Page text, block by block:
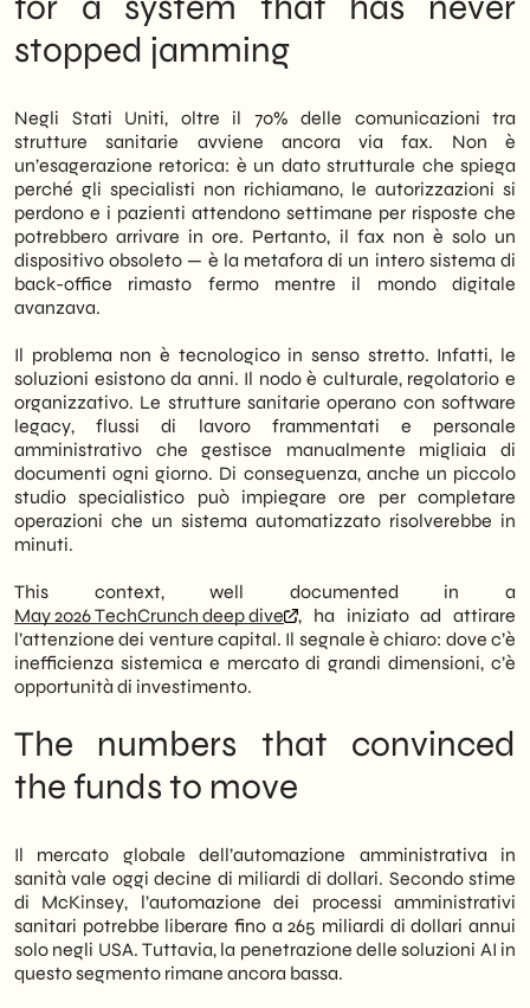
yet
Operational implications for those who
want to move now
pazienti. Pertanto, i venture capital stanno
iniziando a finanziare in modo sistematico
startup AI specializzate nell’automazione
The phenomenon, documented by
TechCrunchnel maggio 2026, non riguarda
solo gli Stati Uniti. Infatti, anche in Italia le
PMI del comparto sanitario e para-sanitario
convivono con processi manuali,
documentazione cartacea e flussi di
comunicazione obsoleti. Di conseguenza,
l’efficienza operativa rimane bassa e il
Noi diSHM StudioWe observe a similar
dynamic in our B2B clients in the health and
wellness sector.
In sintesi, questo articolo analizza i numeri
che stanno muovendo gli investitori, legge il
segnale strategico dietro il trend e indica le
implicazioni operative per le realtà italiane
intelligence applied
can turn a bottleneck
into a measurable competitive advantage.
stopped jamming
Negli Stati Uniti, oltre il 70% delle comunicazioni tra
strutture sanitarie avviene ancora via fax. Non è
un’esagerazione retorica: è un dato strutturale che spiega
perché gli specialisti non richiamano, le autorizzazioni si
perdono e i pazienti attendono settimane per risposte che
potrebbero arrivare in ore. Pertanto, il fax non è solo un
dispositivo obsoleto — è la metafora di un intero sistema di
back-office rimasto fermo mentre il mondo digitale
avanzava.
Il problema non è tecnologico in senso stretto. Infatti, le
soluzioni esistono da anni. Il nodo è culturale, regolatorio e
organizzativo. Le strutture sanitarie operano con software
legacy, flussi di lavoro frammentati e personale
amministrativo che gestisce manualmente migliaia di
documenti ogni giorno. Di conseguenza, anche un piccolo
studio specialistico può impiegare ore per completare
operazioni che un sistema automatizzato risolverebbe in
minuti.
This context, well documented in a
May 2026 TechCrunch deep dive
, ha iniziato ad attirare
l’attenzione dei venture capital. Il segnale è chiaro: dove c’è
inefficienza sistemica e mercato di grandi dimensioni, c’è
opportunità di investimento.
The numbers that convinced
the funds to move
Il mercato globale dell’automazione amministrativa in
sanità vale oggi decine di miliardi di dollari. Secondo stime
di McKinsey, l’automazione dei processi amministrativi
sanitari potrebbe liberare fino a 265 miliardi di dollari annui
solo negli USA. Tuttavia, la penetrazione delle soluzioni AI in
questo segmento rimane ancora bassa.